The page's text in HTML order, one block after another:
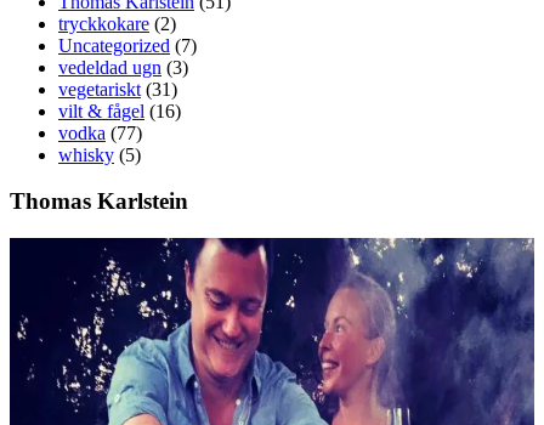
tryckkokare (2)
Uncategorized (7)
vedeldad ugn (3)
vegetariskt (31)
vilt & fågel (16)
vodka (77)
whisky (5)
Thomas Karlstein